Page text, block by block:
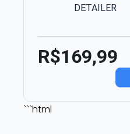
DETAILER
R$169,99
```html